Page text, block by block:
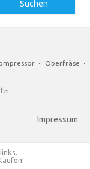
Suchen
· Oberfräse ·
·
Impressum